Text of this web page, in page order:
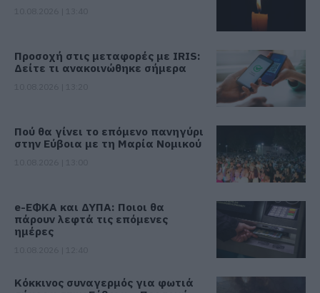
Προσοχή στις μεταφορές με IRIS:
Δείτε τι ανακοινώθηκε σήμερα
Πού θα γίνει το επόμενο πανηγύρι
στην Εύβοια με τη Μαρία Νομικού
e-ΕΦΚΑ και ΔΥΠΑ: Ποιοι θα
πάρουν λεφτά τις επόμενες
ημέρες
Κόκκινος συναγερμός για φωτιά